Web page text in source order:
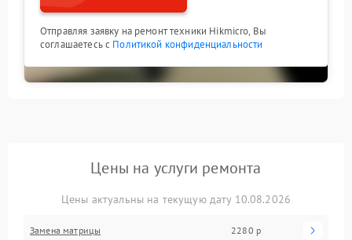
Отправляя заявку на ремонт техники Hikmicro, Вы
соглашаетесь с Политикой конфиденциальности
Цены на услуги ремонта
Цены актуальны на текущую дату 10.08.2026
Замена матрицы 2280 р